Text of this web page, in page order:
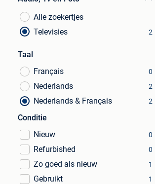
Alle zoekertjes
Televisies
2
Taal
Français
0
Nederlands 2
Nederlands & Français 2
Conditie
Nieuw
0
Refurbished 0
Zo goed als nieuw 1
Gebruikt 1